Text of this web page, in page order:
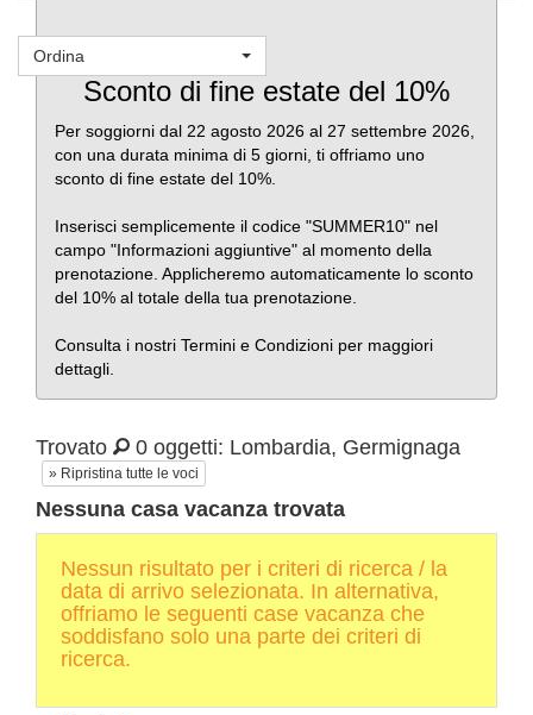
Ordina
Sconto di fine estate del 10%
Per soggiorni dal 22 agosto 2026 al 27 settembre 2026,
con una durata minima di 5 giorni, ti offriamo uno
sconto di fine estate del 10%.
Inserisci semplicemente il codice "SUMMER10" nel
campo "Informazioni aggiuntive" al momento della
prenotazione. Applicheremo automaticamente lo sconto
del 10% al totale della tua prenotazione.
Consulta i nostri Termini e Condizioni per maggiori
dettagli.
Trovato 0 oggetti: Lombardia, Germignaga
» Ripristina tutte le voci
Nessuna casa vacanza trovata
Nessun risultato per i criteri di ricerca / la
data di arrivo selezionata. In alternativa,
offriamo le seguenti case vacanza che
soddisfano solo una parte dei criteri di
ricerca.